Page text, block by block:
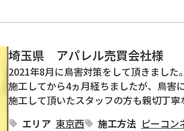
埼玉県 アパレル売買会社様
2021年8月に鳥害対策をして頂きました。
施工してから4ヵ月経ちましたが、鳥害
施工して頂いたスタッフの方も親切丁
エリア 東京西 施工方法 ピーコン